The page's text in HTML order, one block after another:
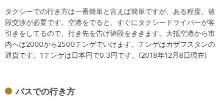
タクシーでの行き方は一番簡単と言えば簡単ですが、ある程度、値
段交渉が必要です。空港をでると、すぐにタクシードライバーが客
引きをしてるので、行き先を告げ値段をききます。大抵空港から市
内へは2000から2500テンゲでいけます。テンゲはカザフスタンの
通貨です。1テンゲは日本円で0.3円です。(2018年12月8日現在)
バスでの行き方